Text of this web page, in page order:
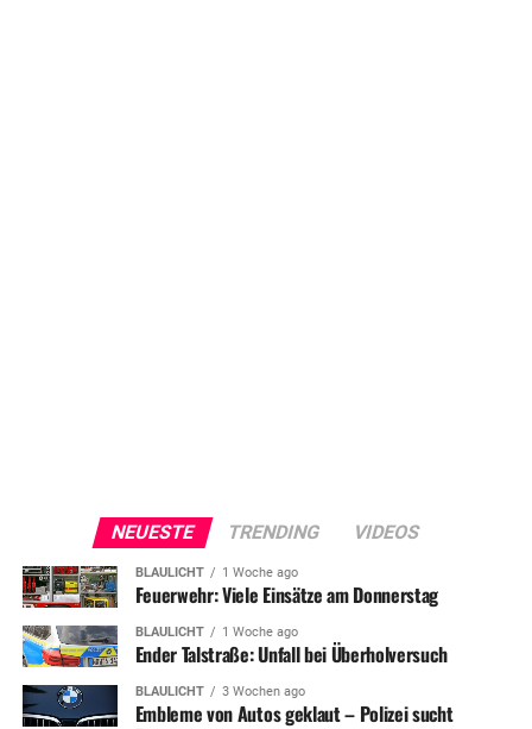
NEUESTE TRENDING VIDEOS
BLAULICHT 1 Woche ago
Feuerwehr: Viele Einsätze am Donnerstag
BLAULICHT 1 Woche ago
Ender Talstraße: Unfall bei Überholversuch
BLAULICHT 3 Wochen ago
Embleme von Autos geklaut – Polizei sucht